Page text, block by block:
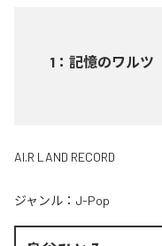
1 ： 記憶のワルツ
AI.R LAND RECORD
ジャンル： J-Pop